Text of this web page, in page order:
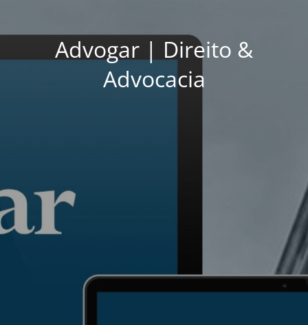
Advogar | Direito &
Advocacia